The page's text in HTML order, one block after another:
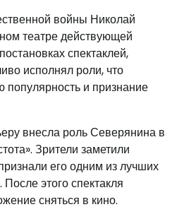
войны Николай
театре действующей
спектаклей,
исполнял роли, что
и признание
внесла роль Северянина в
Зрители заметили
его одним из лучших
этого спектакля
сняться в кино.